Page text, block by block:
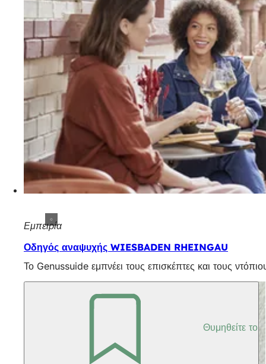
Εμπειρία
Οδηγός αναψυχής WIESBADEN RHEINGAU
Το Genussuide εμπνέει τους επισκέπτες και τους
Θυμηθείτε το